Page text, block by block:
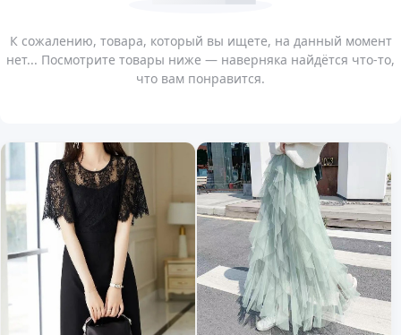
К сожалению, товара, который вы ищете, на данный момент
нет... Посмотрите товары ниже — наверняка найдётся что-то,
что вам понравится.